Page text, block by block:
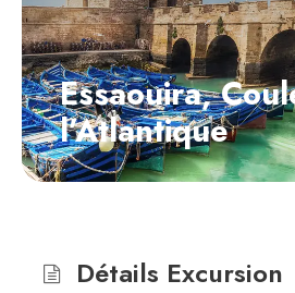
Essaouira,
l’Atlantique
Détails Excursion